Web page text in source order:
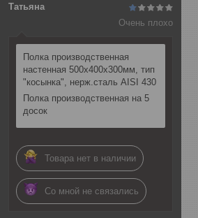
Татьяна
Очень плохо
Полка производственная
настенная 500х400х300мм, тип
"косынка", нерж.сталь AISI 430
Полка производственная на 5
досок
Товара нет в наличии
Со мной не связались